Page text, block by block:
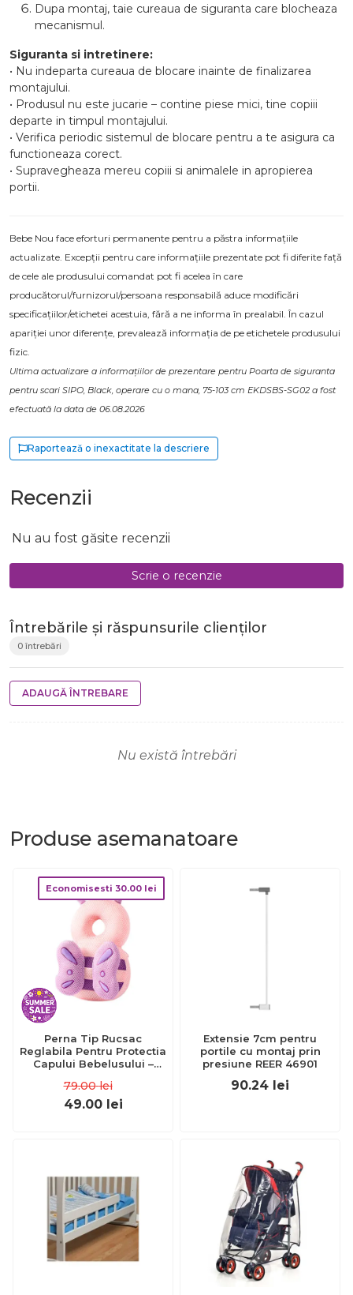
Dupa montaj, taie cureaua de siguranta care blocheaza
mecanismul.
Siguranta si intretinere:
• Nu indeparta cureaua de blocare inainte de finalizarea
montajului.
• Produsul nu este jucarie – contine piese mici, tine copiii
departe in timpul montajului.
• Verifica periodic sistemul de blocare pentru a te asigura ca
functioneaza corect.
• Supravegheaza mereu copiii si animalele in apropierea
portii.
Bebe Nou face eforturi permanente pentru a păstra informațiile
actualizate. Excepții pentru care informațiile prezentate pot fi diferite față
de cele ale produsului comandat pot fi acelea în care
producătorul/furnizorul/persoana responsabilă aduce modificări
specificațiilor/etichetei acestuia, fără a ne informa în prealabil. În cazul
apariției unor diferențe, prevalează informația de pe etichetele produsului
fizic.
Ultima actualizare a informațiilor de prezentare pentru Poarta de siguranta
pentru scari SIPO, Black, operare cu o mana, 75-103 cm EKDSBS-SG02 a fost
efectuată la data de 06.08.2026
Raportează o inexactitate la descriere
Recenzii
Nu au fost găsite recenzii
Scrie o recenzie
Întrebările și răspunsurile clienților
0 întrebări
ADAUGĂ ÎNTREBARE
Nu există întrebări
Produse asemanatoare
Economisesti 30.00 lei
Perna Tip Rucsac
Reglabila Pentru Protectia
Capului Bebelusului –
79.00 lei
49.00 lei
Extensie 7cm pentru
portile cu montaj prin
presiune REER 46901
90.24 lei